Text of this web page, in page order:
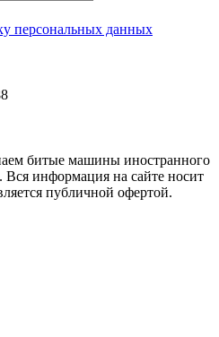
персональных данных
битые машины иностранного
Вся информация на сайте носит
публичной офертой.